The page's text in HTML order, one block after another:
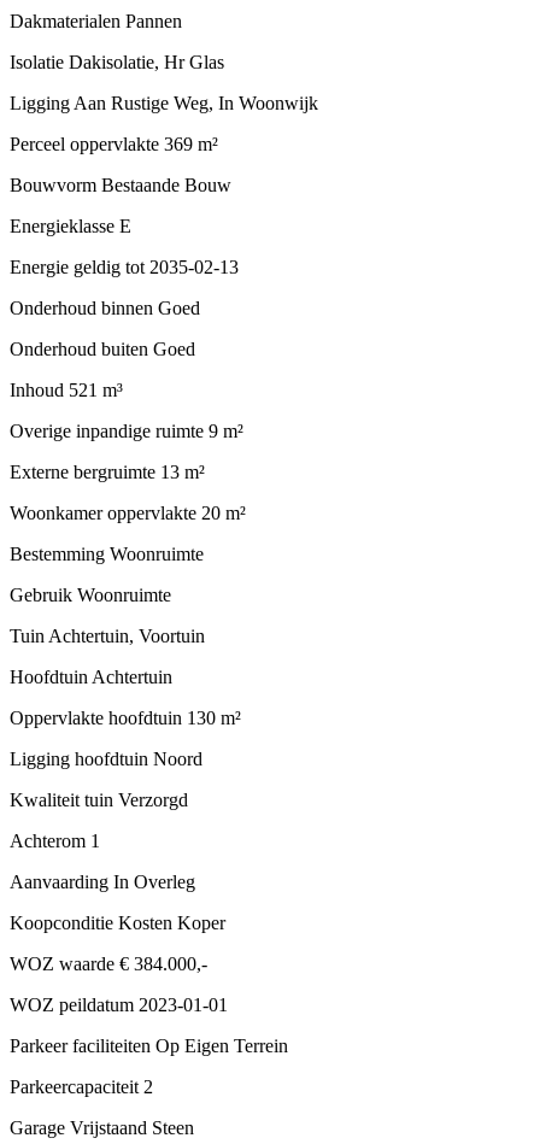
Dakmaterialen Pannen
Isolatie Dakisolatie, Hr Glas
Ligging Aan Rustige Weg, In Woonwijk
Perceel oppervlakte 369 m²
Bouwvorm Bestaande Bouw
Energieklasse E
Energie geldig tot 2035-02-13
Onderhoud binnen Goed
Onderhoud buiten Goed
Inhoud 521 m³
Overige inpandige ruimte 9 m²
Externe bergruimte 13 m²
Woonkamer oppervlakte 20 m²
Bestemming Woonruimte
Gebruik Woonruimte
Tuin Achtertuin, Voortuin
Hoofdtuin Achtertuin
Oppervlakte hoofdtuin 130 m²
Ligging hoofdtuin Noord
Kwaliteit tuin Verzorgd
Achterom 1
Aanvaarding In Overleg
Koopconditie Kosten Koper
WOZ waarde € 384.000,-
WOZ peildatum 2023-01-01
Parkeer faciliteiten Op Eigen Terrein
Parkeercapaciteit 2
Garage Vrijstaand Steen